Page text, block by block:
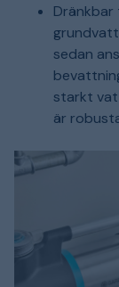
sedan
starkt
är